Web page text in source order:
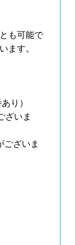
も可能で
ます。
り）
ざいま
ございま